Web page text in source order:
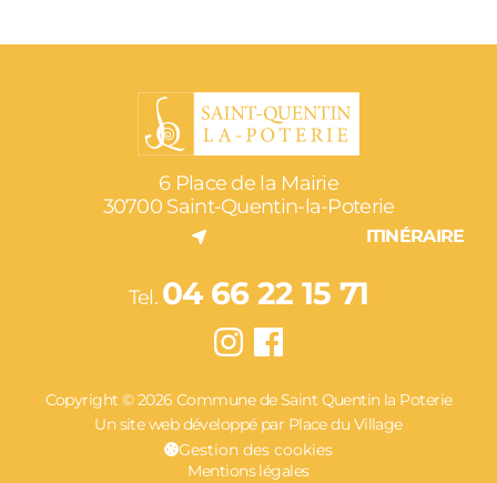
6 Place de la Mairie
30700 Saint-Quentin-la-Poterie
ITINÉRAIRE
Tel. 04 66 22 15 71
Copyright © 2026 Commune de Saint Quentin la Poterie
Un site web développé par Place du Village
Gestion des cookies
Mentions légales